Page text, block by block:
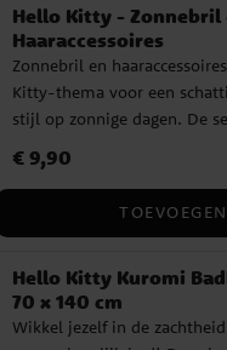
soepeler en aangenamer
borstel is ca. 23 cm lang en
gevormd voor een
Hello Kitty - Zonnebril
Haaraccessoires
Zonnebril en
Kitty-thema voor een
stijl op zonnige dagen. De
haarspeldjes en scrunchies,
houden. De zonnebril is ca.
zit zonder te knellen. Biedt
bescherming tegen de
geschikt voor spelen en
Prijs :€ 9,90
€ 9,90
TOEVOEGEN
Hello Kitty Kuromi
70 x 140 cm
Wikkel jezelf in de